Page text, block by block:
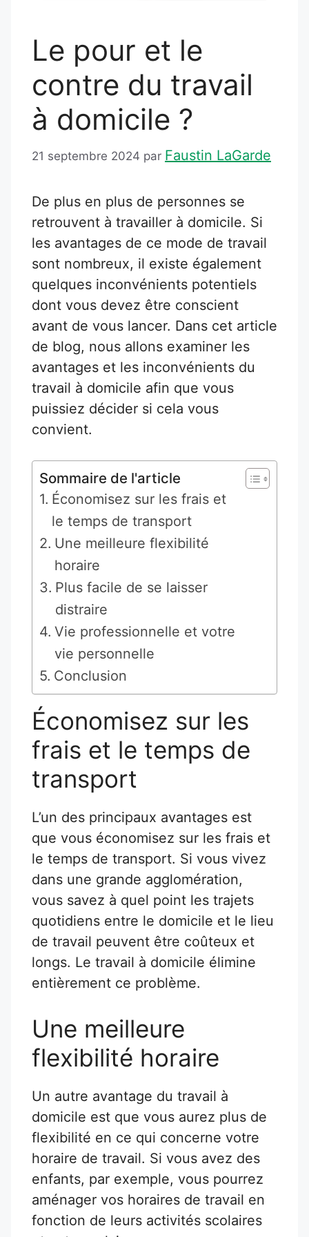
Le pour et le
contre du travail
à domicile ?
21 septembre 2024 par Faustin LaGarde
De plus en plus de personnes se
retrouvent à travailler à domicile. Si
les avantages de ce mode de travail
sont nombreux, il existe également
quelques inconvénients potentiels
dont vous devez être conscient
avant de vous lancer. Dans cet article
de blog, nous allons examiner les
avantages et les inconvénients du
travail à domicile afin que vous
puissiez décider si cela vous
convient.
Sommaire de l'article
Économisez sur les frais et
le temps de transport
Une meilleure flexibilité
horaire
Plus facile de se laisser
distraire
Vie professionnelle et votre
vie personnelle
Conclusion
Économisez sur les
frais et le temps de
transport
L’un des principaux avantages est
que vous économisez sur les frais et
le temps de transport. Si vous vivez
dans une grande agglomération,
vous savez à quel point les trajets
quotidiens entre le domicile et le lieu
de travail peuvent être coûteux et
longs. Le travail à domicile élimine
entièrement ce problème.
Une meilleure
flexibilité horaire
Un autre avantage du travail à
domicile est que vous aurez plus de
flexibilité en ce qui concerne votre
horaire de travail. Si vous avez des
enfants, par exemple, vous pourrez
aménager vos horaires de travail en
fonction de leurs activités scolaires